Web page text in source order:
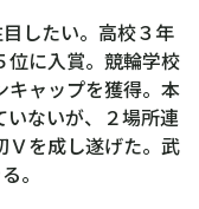
したい。高校３年
位に入賞。競輪学校
キャップを獲得。本
ないが、２場所連
Ｖを成し遂げた。武
。